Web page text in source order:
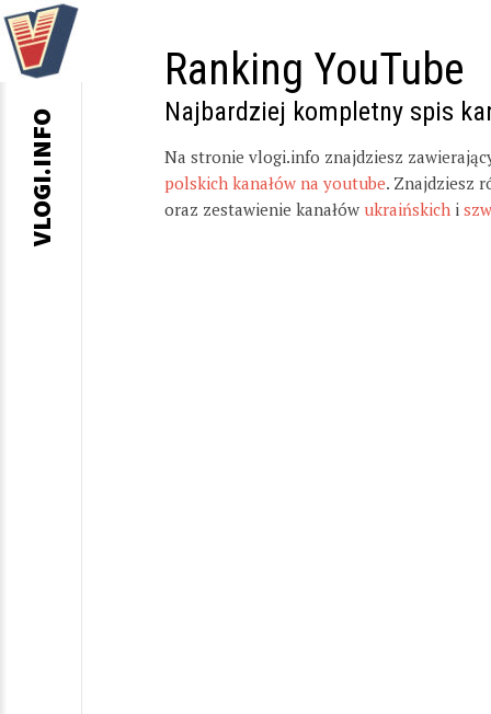
Ranking YouTube
Najbardziej kompletny spis
Na stronie vlogi.info znajdziesz
polskich kanałów na youtube. Znajdziesz
oraz zestawienie kanałów ukraińskich i
VLOGI.INFO